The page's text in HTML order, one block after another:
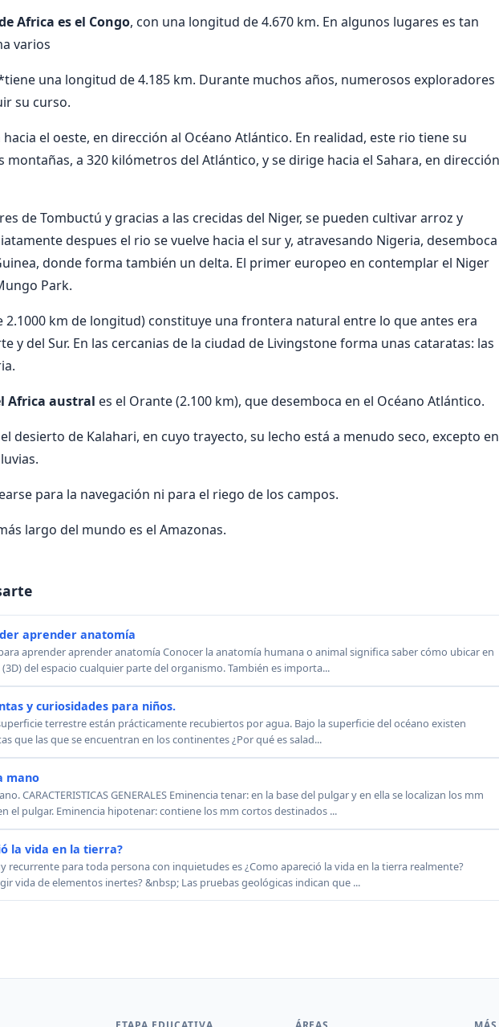
Africa es el Congo, con una longitud de 4.670 km. En algunos lugares es tan
varios
una longitud de 4.185 km. Durante muchos años, numerosos exploradores
su curso.
el oeste, en dirección al Océano Atlántico. En realidad, este rio tiene su
montañas, a 320 kilómetros del Atlántico, y se dirige hacia el Sahara, en dirección
de Tombuctú y gracias a las crecidas del Niger, se pueden cultivar arroz y
despues el rio se vuelve hacia el sur y, atravesando Nigeria, desemboca
donde forma también un delta. El primer europeo en contemplar el Niger
Park.
2.1000 km de longitud) constituye una frontera natural entre lo que antes era
y del Sur. En las cercanias de la ciudad de Livingstone forma unas cataratas: las
Africa austral es el Orante (2.100 km), que desemboca en el Océano Atlántico.
desierto de Kalahari, en cuyo trayecto, su lecho está a menudo seco, excepto en
para la navegación ni para el riego de los campos.
largo del mundo es el Amazonas.
aprender anatomía
aprender aprender anatomía Conocer la anatomía humana o animal significa saber cómo ubicar en
del espacio cualquier parte del organismo. También es importa...
y curiosidades para niños.
terrestre están prácticamente recubiertos por agua. Bajo la superficie del océano existen
que las que se encuentran en los continentes ¿Por qué es salad...
mano
CARACTERISTICAS GENERALES Eminencia tenar: en la base del pulgar y en ella se localizan los mm
el pulgar. Eminencia hipotenar: contiene los mm cortos destinados ...
la vida en la tierra?
recurrente para toda persona con inquietudes es ¿Como apareció la vida en la tierra realmente?
vida de elementos inertes? &nbsp; Las pruebas geológicas indican que ...